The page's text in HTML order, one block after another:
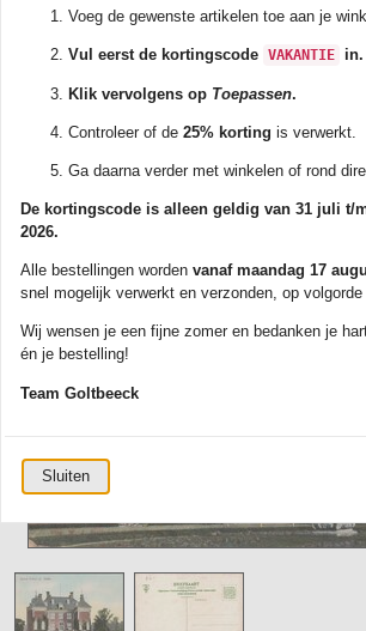
staan niet op de ansichtkaart zelf.
Verzending binnen Nederland: slechts het tarief van
met track & trace. Elke kaart wordt zorgvuldig verpakt
Ontdek ons ruime aanbod en bestel vandaag nog
Voeg de gewenste artikelen toe aan je
Vul eerst de kortingscode VAKANTIE in.
Klik vervolgens op Toepassen.
Controleer of de 25% korting is verwerkt.
Ga daarna verder met winkelen of rond
De kortingscode is alleen geldig van 31 juli t/
2026.
Alle bestellingen worden vanaf maandag 17
snel mogelijk verwerkt en verzonden, op
Wij wensen je een fijne zomer en bedanken je
én je bestelling!
Team Goltbeeck
Sluiten